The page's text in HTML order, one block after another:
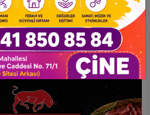
Haber Tipi: Yerel Haber
TAŞ FIRIN USTALARI